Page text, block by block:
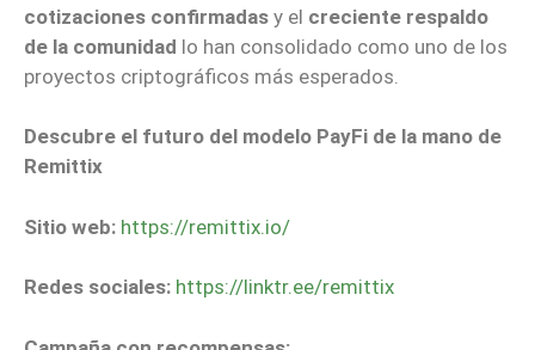
cotizaciones confirmadas y el creciente respaldo
de la comunidad lo han consolidado como uno de los
proyectos criptográficos más esperados.
Descubre el futuro del modelo PayFi de la mano de
Remittix
Sitio web: https://remittix.io/
Redes sociales: https://linktr.ee/remittix